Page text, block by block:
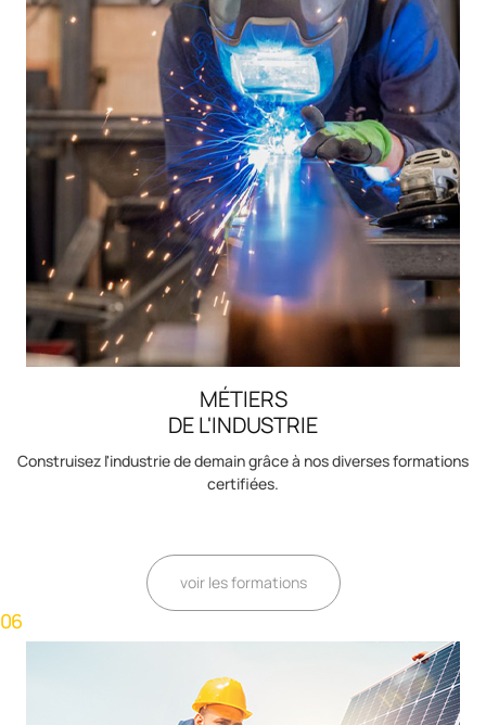
MÉTIERS
DE L'INDUSTRIE
Construisez l'industrie de demain grâce à nos diverses formations
certifiées.
voir les formations
06